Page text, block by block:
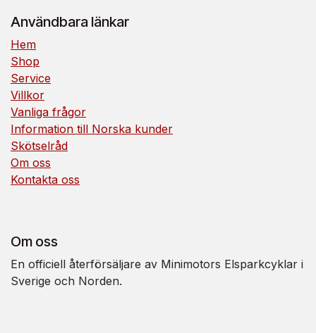
Användbara länkar
Hem
Shop
Service
Villkor
Vanliga frågor
Information till Norska kunder
Skötselråd
Om oss
Kontakta oss
Om oss
En officiell återförsäljare av Minimotors Elsparkcyklar i
Sverige och Norden.